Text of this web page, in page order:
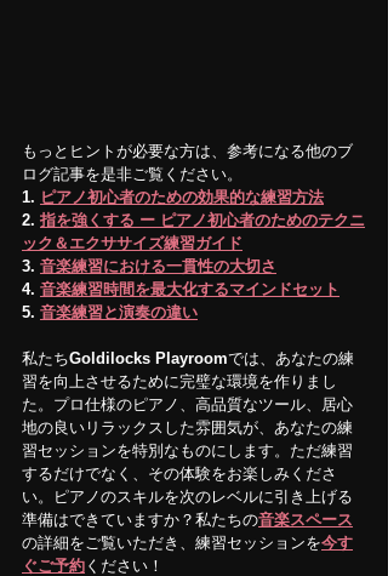
もっとヒントが必要な方は、参考になる他のブ
ログ記事を是非ご覧ください。
1. ピアノ初心者のための効果的な練習方法
2. 指を強くする ー ピアノ初心者のためのテクニ
ック＆エクササイズ練習ガイド
3. 音楽練習における一貫性の大切さ
4. 音楽練習時間を最大化するマインドセット
5. 音楽練習と演奏の違い
私たちGoldilocks Playroomでは、あなたの練
習を向上させるために完璧な環境を作りまし
た。プロ仕様のピアノ、高品質なツール、居心
地の良いリラックスした雰囲気が、あなたの練
習セッションを特別なものにします。ただ練習
するだけでなく、その体験をお楽しみくださ
い。ピアノのスキルを次のレベルに引き上げる
準備はできていますか？私たちの音楽スペース
の詳細をご覧いただき、練習セッションを今す
ぐご予約 ください！